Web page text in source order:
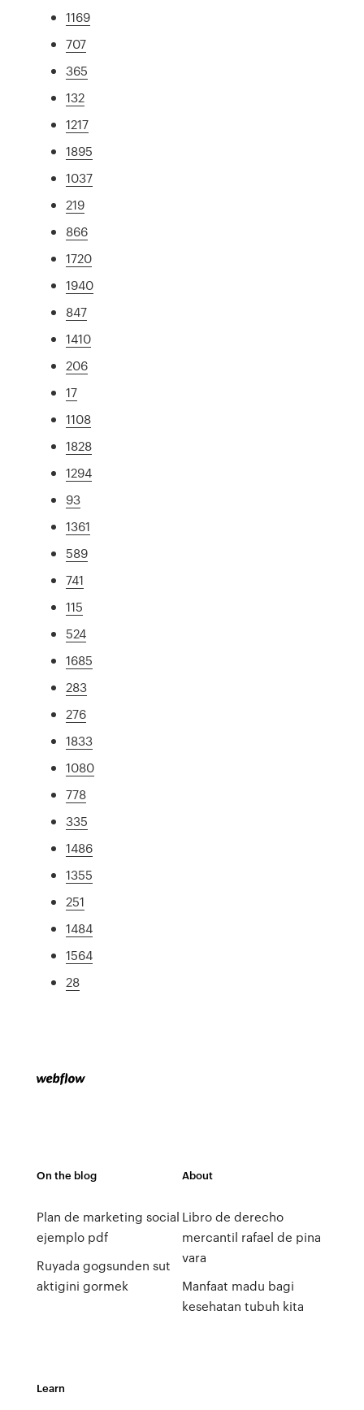
1169
707
365
132
1217
1895
1037
219
866
1720
1940
847
1410
206
17
1108
1828
1294
93
1361
589
741
115
524
1685
283
276
1833
1080
778
335
1486
1355
251
1484
1564
28
On the blog
Plan de marketing social
ejemplo pdf
Ruyada gogsunden sut
aktigini gormek
About
Libro de derecho
mercantil rafael de pina
vara
Manfaat madu bagi
kesehatan tubuh kita
Learn